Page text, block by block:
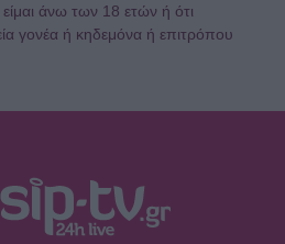
άνω των 18 ετών ή ότι
γονέα ή κηδεμόνα ή επιτρόπου